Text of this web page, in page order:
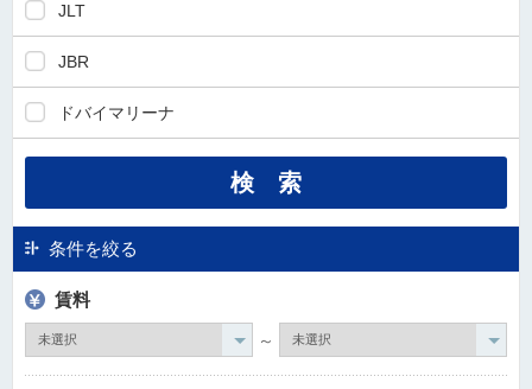
JLT
JBR
ドバイマリーナ
条件を絞る
賃料
～